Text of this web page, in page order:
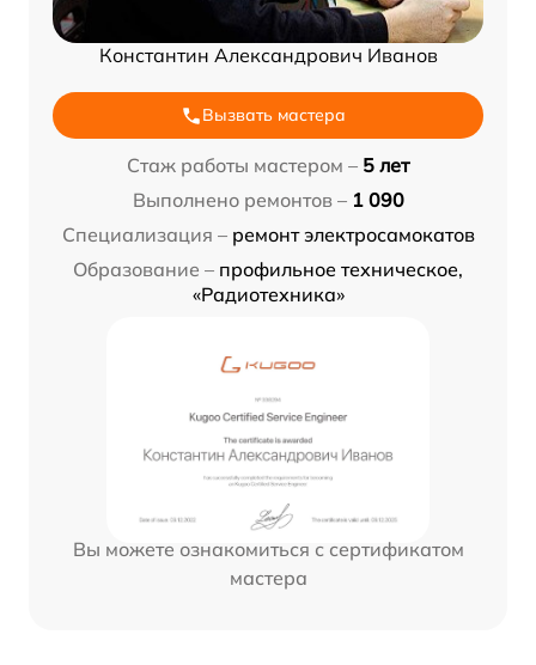
Константин Александрович Иванов
Вызвать мастера
Стаж работы мастером – 5 лет
Выполнено ремонтов – 1 090
Специализация – ремонт электросамокатов
Образование – профильное техническое,
«Радиотехника»
Вы можете ознакомиться с сертификатом
мастера